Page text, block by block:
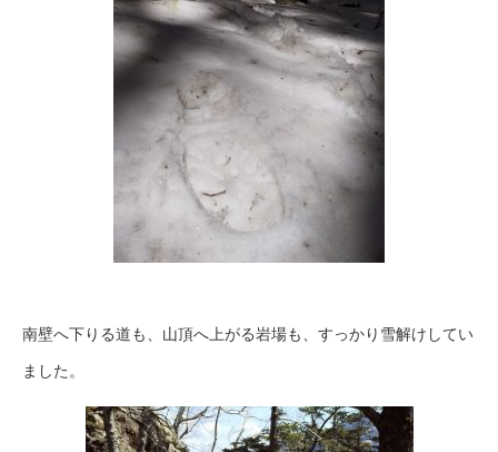
南壁へ下りる道も、山頂へ上がる岩場も、すっかり雪解けしてい
ました。